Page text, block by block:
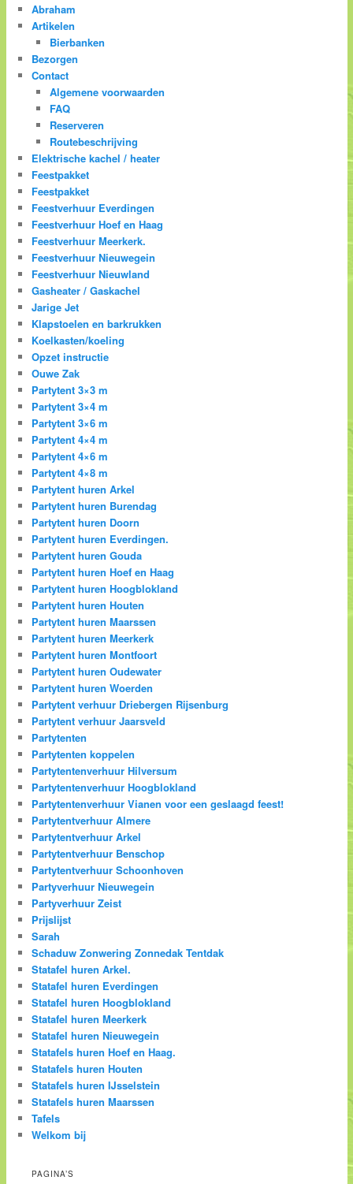
Abraham
Artikelen
Bierbanken
Bezorgen
Contact
Algemene voorwaarden
FAQ
Reserveren
Routebeschrijving
Elektrische kachel / heater
Feestpakket
Feestpakket
Feestverhuur Everdingen
Feestverhuur Hoef en Haag
Feestverhuur Meerkerk.
Feestverhuur Nieuwegein
Feestverhuur Nieuwland
Gasheater / Gaskachel
Jarige Jet
Klapstoelen en barkrukken
Koelkasten/koeling
Opzet instructie
Ouwe Zak
Partytent 3×3 m
Partytent 3×4 m
Partytent 3×6 m
Partytent 4×4 m
Partytent 4×6 m
Partytent 4×8 m
Partytent huren Arkel
Partytent huren Burendag
Partytent huren Doorn
Partytent huren Everdingen.
Partytent huren Gouda
Partytent huren Hoef en Haag
Partytent huren Hoogblokland
Partytent huren Houten
Partytent huren Maarssen
Partytent huren Meerkerk
Partytent huren Montfoort
Partytent huren Oudewater
Partytent huren Woerden
Partytent verhuur Driebergen Rijsenburg
Partytent verhuur Jaarsveld
Partytenten
Partytenten koppelen
Partytentenverhuur Hilversum
Partytentenverhuur Hoogblokland
Partytentenverhuur Vianen voor een geslaagd feest!
Partytentverhuur Almere
Partytentverhuur Arkel
Partytentverhuur Benschop
Partytentverhuur Schoonhoven
Partyverhuur Nieuwegein
Partyverhuur Zeist
Prijslijst
Sarah
Schaduw Zonwering Zonnedak Tentdak
Statafel huren Arkel.
Statafel huren Everdingen
Statafel huren Hoogblokland
Statafel huren Meerkerk
Statafel huren Nieuwegein
Statafels huren Hoef en Haag.
Statafels huren Houten
Statafels huren IJsselstein
Statafels huren Maarssen
Tafels
Welkom bij
PAGINA’S